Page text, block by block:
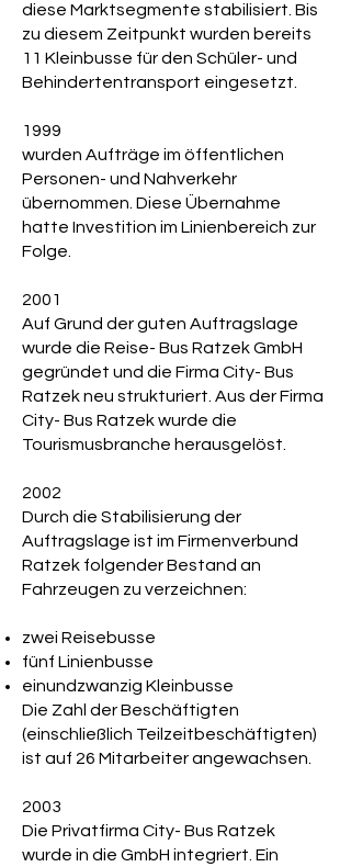
diese Marktsegmente stabilisiert. Bis
zu diesem Zeitpunkt wurden bereits
11 Kleinbusse für den Schüler- und
Behindertentransport eingesetzt.
1999
wurden Aufträge im öffentlichen
Personen- und Nahverkehr
übernommen. Diese Übernahme
hatte Investition im Linienbereich zur
Folge.
2001
Auf Grund der guten Auftragslage
wurde die Reise- Bus Ratzek GmbH
gegründet und die Firma City- Bus
Ratzek neu strukturiert. Aus der Firma
City- Bus Ratzek wurde die
Tourismusbranche herausgelöst.
2002
Durch die Stabilisierung der
Auftragslage ist im Firmenverbund
Ratzek folgender Bestand an
Fahrzeugen zu verzeichnen:
zwei Reisebusse
fünf Linienbusse
einundzwanzig Kleinbusse
Die Zahl der Beschäftigten
(einschließlich Teilzeitbeschäftigten)
ist auf 26 Mitarbeiter angewachsen.
2003
Die Privatfirma City- Bus Ratzek
wurde in die GmbH integriert. Ein